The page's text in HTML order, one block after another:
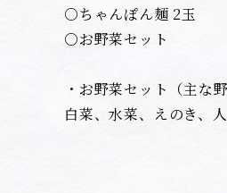
○ちゃんぽん麺 2玉
○お野菜セット
・お野菜セット（主な
白菜、水菜、えのき、